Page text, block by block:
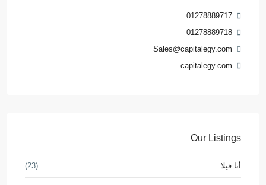
01278889717
01278889718
Sales@capitalegy.com
capitalegy.com
Our Listings
أنا فيلا (23)